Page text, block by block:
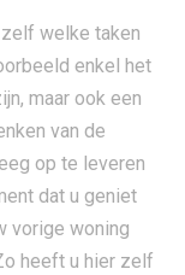
welke taken
enkel het
maar ook een
van de
op te leveren
dat u geniet
vorige woning
heeft u hier zelf